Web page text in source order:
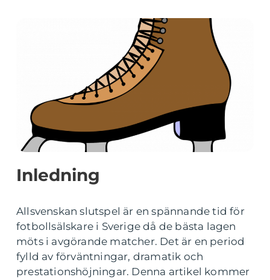
Inledning
Allsvenskan slutspel är en spännande tid för
fotbollsälskare i Sverige då de bästa lagen
möts i avgörande matcher. Det är en period
fylld av förväntningar, dramatik och
prestationshöjningar. Denna artikel kommer